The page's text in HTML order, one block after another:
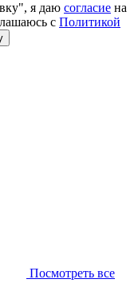
я даю согласие на
с Политикой
Посмотреть все